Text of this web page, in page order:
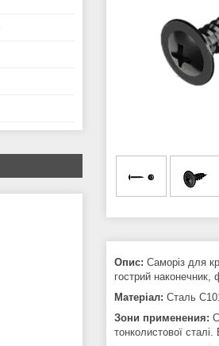
Опис: Саморіз для
гострий наконечник,
Матеріал: Сталь
Зони применения:
тонколистової сталі.